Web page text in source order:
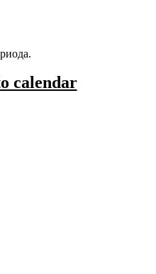
calendar